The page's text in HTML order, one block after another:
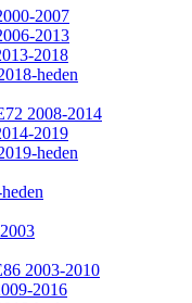
2007
2013
2018
heden
2008-2014
2019
heden
2003-2010
2016